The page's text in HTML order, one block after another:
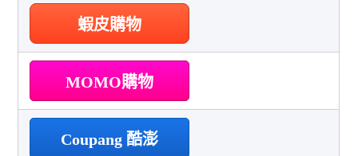
蝦皮購物
MOMO購物
Coupang 酷澎